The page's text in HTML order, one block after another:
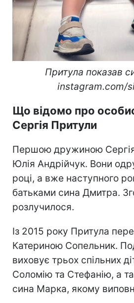
Притула показав
instagram.com/
Що відомо про
Сергія Притули
Першою дружиною
Юлія Андрійчук. Вони
році, а вже наступного
батьками сина Дмитра.
розлучилося.
Із 2015 року Притула
Катериною Сопельник.
виховує трьох спільних
Соломію та Стефанію, а
сина Марка, якому